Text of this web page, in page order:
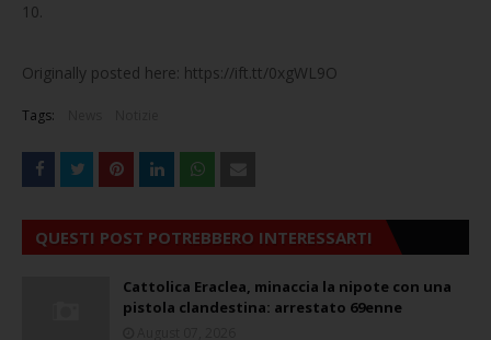
10.
Originally posted here: https://ift.tt/0xgWL9O
Tags:
QUESTI POST POTREBBERO INTERESSARTI
Cattolica Eraclea, minaccia la nipote con una
pistola clandestina: arrestato 69enne